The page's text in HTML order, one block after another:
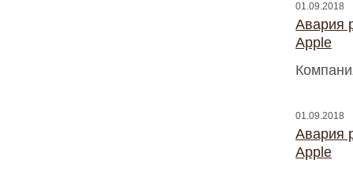
01.09.2018
Авария
Apple
01.09.2018
Авария
Apple